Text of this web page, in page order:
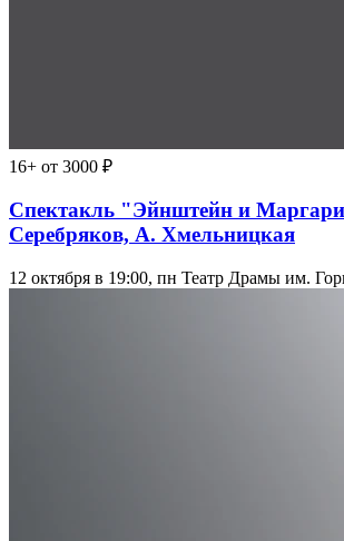
16+ от 3000 ₽
Спектакль "Эйнштейн и
Серебряков, А. Хмельницкая
12 октября в 19:00, пн Театр Драмы им.